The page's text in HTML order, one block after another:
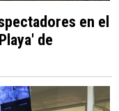
en el
de